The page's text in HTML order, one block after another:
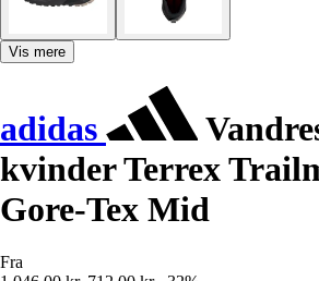
Vis mere
adidas
kvinder Terrex
Gore-Tex Mid
Fra